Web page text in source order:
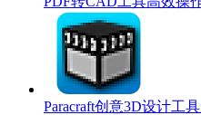
Paracraft创意3D设计工